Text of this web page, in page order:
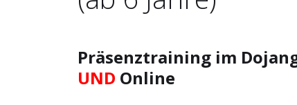
Präsenztraining im
UND Online